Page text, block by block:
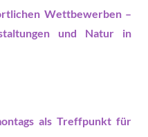
Wettbewerben –
und Natur in
als Treffpunkt für